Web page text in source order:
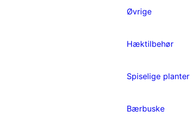
Øvrige
Hæktilbehør
Spiselige planter
Bærbuske